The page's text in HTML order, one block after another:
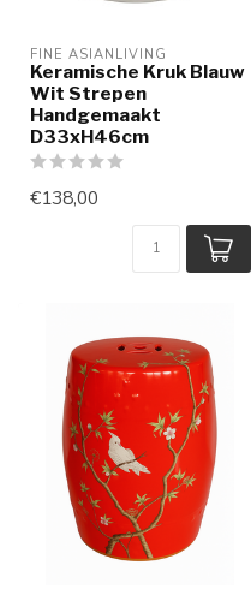
FINE ASIANLIVING
Keramische Kruk Blauw
Wit Strepen
Handgemaakt
D33xH46cm
€138,00